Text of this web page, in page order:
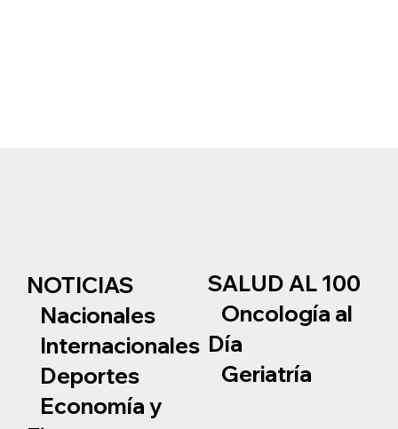
NOTICIAS
Nacionales
Internacionales
Deportes
Economía y
SALUD AL 100
Oncología al
Día
Geriatría